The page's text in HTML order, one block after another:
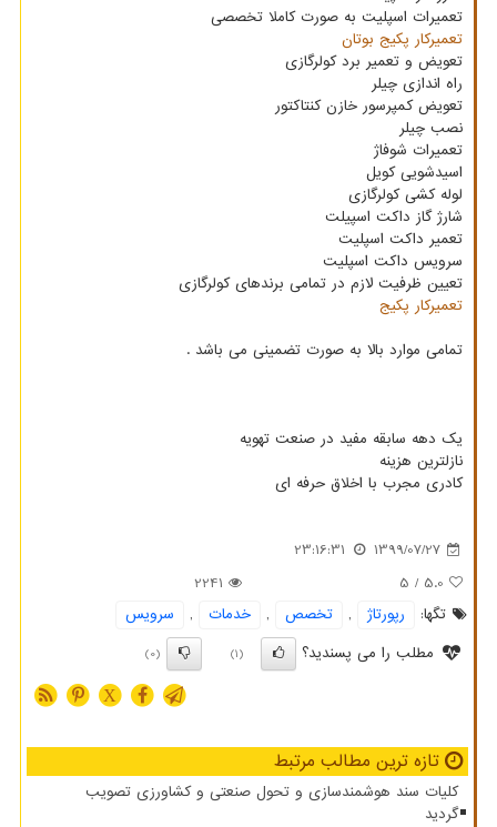
تعمیرات اسپلیت به صورت کاملا تخصصی
تعمیرکار پکیج بوتان
تعویض و تعمیر برد کولرگازی
راه اندازی چیلر
تعویض کمپرسور خازن کنتاکتور
نصب چیلر
تعمیرات شوفاژ
اسیدشویی کویل
لوله کشی کولرگازی
شارژ گاز داکت اسپیلت
تعمیر داکت اسپلیت
سرویس داکت اسپلیت
تعیین ظرفیت لازم در تمامی برندهای کولرگازی
تعمیرکار پکیج
تمامی موارد بالا به صورت تضمینی می باشد .
یک دهه سابقه مفید در صنعت تهویه
نازلترین هزینه
کادری مجرب با اخلاق حرفه ای
1399/07/27
23:16:31
5.0
/ 5
2241
تگها:
رپورتاژ , تخصص , خدمات ,
سرویس
مطلب را می پسندید؟
(1)
(0)
X
تازه ترین مطالب مرتبط
کلیات سند هوشمندسازی و تحول صنعتی و کشاورزی تصویب
گردید